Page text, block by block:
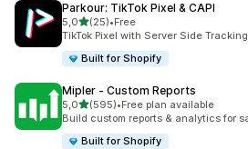
Parkour: TikTok Pixel & CAPI
5,0av 5 stjerner
(25)
Totalt 25 omtaler
•Free
TikTok Pixel with Server Side Tracking
Built for Shopify
Mipler ‑ Custom Reports
5,0av 5 stjerner
(595)
Totalt 595 omtaler
•Free plan available
Build custom reports & analytics for
Built for Shopify